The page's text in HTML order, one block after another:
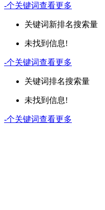
-个关键词查看更多
关键词新排名搜索量
未找到信息!
-个关键词查看更多
关键词排名搜索量
未找到信息!
-个关键词查看更多